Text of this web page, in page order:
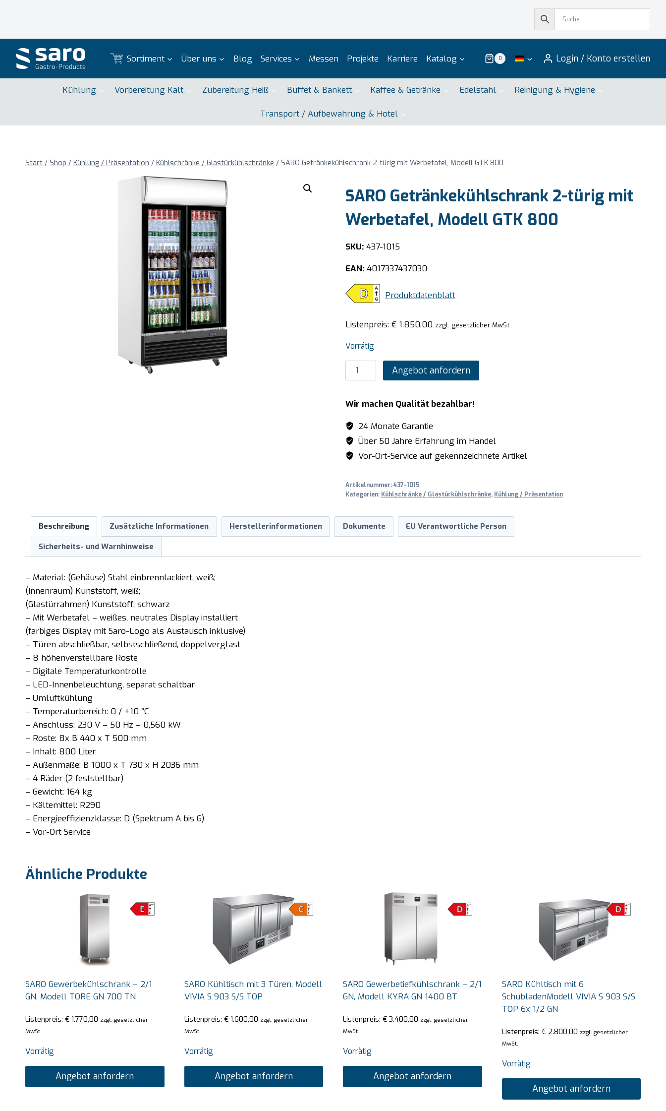
Sortiment Über uns Blog Services Messen Projekte Karriere Katalog 0 Login / Konto erstellen
Kühlung Vorbereitung Kalt Zubereitung Heiß Buffet & Bankett Kaffee & Getränke Edelstahl Reinigung & Hygiene
Transport / Aufbewahrung & Hotel
Start / Shop / Kühlung / Präsentation / Kühlschränke / Glastürkühlschränke / SARO Getränkekühlschrank 2-türig mit Werbetafel, Modell GTK 800
SARO Getränkekühlschrank 2-türig mit
Werbetafel, Modell GTK 800
SKU:437-1015
EAN:4017337437030
Produktdatenblatt
Listenpreis: €1.850,00 zzgl. gesetzlicher MwSt.
Vorrätig
SARO
Getränkekühlschrank
türig
mit
Werbetafel,
Modell
GTK
Menge
Angebot anfordern
Wir machen Qualität bezahlbar!
24 Monate Garantie
Über 50 Jahre Erfahrung im Handel
Vor-Ort-Service auf gekennzeichnete Artikel
Artikelnummer:437-1015
Kategorien: Kühlschränke / Glastürkühlschränke, Kühlung / Präsentation
Beschreibung Zusätzliche Informationen Herstellerinformationen Dokumente EU Verantwortliche Person
Sicherheits- und Warnhinweise
– Material: (Gehäuse) Stahl einbrennlackiert, weiß;
(Innenraum) Kunststoff, weiß;
(Glastürrahmen) Kunststoff, schwarz
– Mit Werbetafel – weißes, neutrales Display installiert
(farbiges Display mit Saro-Logo als Austausch inklusive)
– Türen abschließbar, selbstschließend, doppelverglast
– 8 höhenverstellbare Roste
– Digitale Temperaturkontrolle
– LED-Innenbeleuchtung, separat schaltbar
– Umluftkühlung
– Temperaturbereich: 0 / +10 °C
– Anschluss: 230 V – 50 Hz – 0,560 kW
– Roste: 8x B 440 x T 500 mm
– Inhalt: 800 Liter
– Außenmaße: B 1000 x T 730 x H 2036 mm
– 4 Räder (2 feststellbar)
– Gewicht: 164 kg
– Kältemittel: R290
– Energieeffizienzklasse: D (Spektrum A bis G)
– Vor-Ort Service
Ähnliche Produkte
SARO Gewerbekühlschrank – 2/1
GN, Modell TORE GN 700 TN
Listenpreis: € 1.770,00 zzgl. gesetzlicher
MwSt.
Vorrätig
Angebot anfordern
SARO Kühltisch mit 3 Türen, Modell
VIVIA S 903 S/S TOP
Listenpreis: €1.600,00 zzgl. gesetzlicher
MwSt.
Vorrätig
Angebot anfordern
SARO Gewerbetiefkühlschrank – 2/1
GN, Modell KYRA GN 1400 BT
Listenpreis: € 3.400,00 zzgl. gesetzlicher
MwSt.
Vorrätig
Angebot anfordern
SARO Kühltisch mit 6
SchubladenModell VIVIA S 903 S/S
TOP 6x 1/2 GN
Listenpreis: €2.800,00 zzgl. gesetzlicher
MwSt.
Vorrätig
Angebot anfordern